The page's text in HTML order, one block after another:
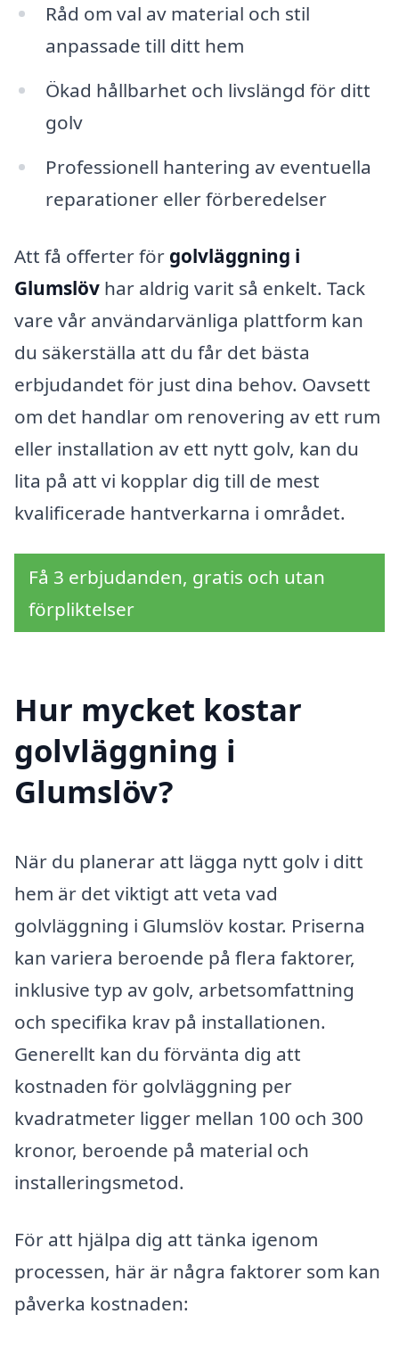
Råd om val av material och stil
anpassade till ditt hem
Ökad hållbarhet och livslängd för ditt
golv
Professionell hantering av eventuella
reparationer eller förberedelser
Att få offerter för golvläggning i
Glumslöv har aldrig varit så enkelt. Tack
vare vår användarvänliga plattform kan
du säkerställa att du får det bästa
erbjudandet för just dina behov. Oavsett
om det handlar om renovering av ett rum
eller installation av ett nytt golv, kan du
lita på att vi kopplar dig till de mest
kvalificerade hantverkarna i området.
Få 3 erbjudanden, gratis och utan
förpliktelser
Hur mycket kostar
golvläggning i
Glumslöv?
När du planerar att lägga nytt golv i ditt
hem är det viktigt att veta vad
golvläggning i Glumslöv kostar. Priserna
kan variera beroende på flera faktorer,
inklusive typ av golv, arbetsomfattning
och specifika krav på installationen.
Generellt kan du förvänta dig att
kostnaden för golvläggning per
kvadratmeter ligger mellan 100 och 300
kronor, beroende på material och
installeringsmetod.
För att hjälpa dig att tänka igenom
processen, här är några faktorer som kan
påverka kostnaden: